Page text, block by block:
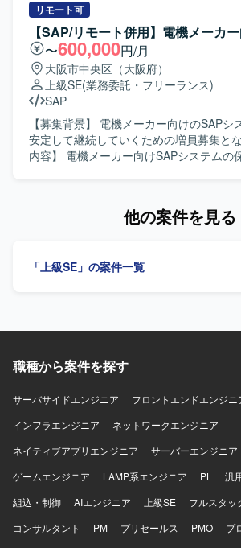
を生かしつつ、デジタルプランニング事
積んでいただけます。 【開発環境】 SAP IBPおよびサプラ
イチェーン計画関連ツールを用いた環境
きます。
ます。既存システムの機能追加や改修、
実装を行いながら、品質を意識した開発
きます。 【求める人物像】 お客様や上位SE、PGと円滑な
コミュニケーションを取りながら、主体
ていただける方を求めています。複数シ
業務理解を行い、状況に応じて柔軟に立
しいです。 【ポジションの魅力】 要件定義から結合テスト
まで上流から下流まで一貫して関わるこ
としてPL経験を活かしながら業務系シス
をさらに高めていただけます。複数の業
いた業務系システム開発環境となります。
リモート可
【SAP/リモート併用】電機メーカ
〜600,000円/月
大阪市中央区（大阪府）
上級SE(業務委託・フリーランス)
SAP
【募集背景】 電機メーカー向けのSAPシ
安定して継続していくための増員募集となりま
内容】 電機メーカー向けSAPシステムの
とコミュニケーションをとりながら、円
ションをとりながら、主体的に業務を進
向けの大規模なSAPシステム保守に携わ
とができます。長期的な参画を想定して
発環境】 SAPを中心とした基幹システム
他の案件を見る
「上級SE」の案件一覧
職種から案件を探す
サーバサイドエンジニア
フロントエンドエンジニ
インフラエンジニア
ネットワークエンジニア
ネイティブアプリエンジニア
サーバーエンジニア
ゲームエンジニア
LAMP系エンジニア PL 汎
組込・制御
AIエンジニア 上級SE
フルスタッ
コンサルタント
PM プリセールス PMO
プ